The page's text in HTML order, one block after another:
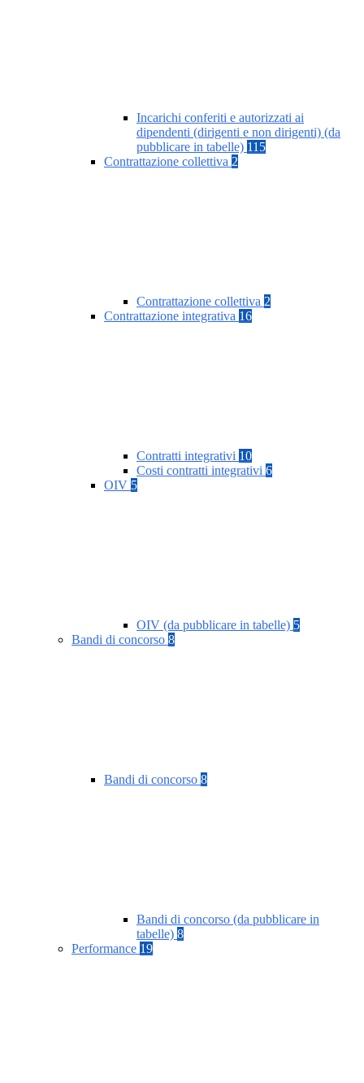
Incarichi conferiti e autorizzati ai
dipendenti (dirigenti e non dirigenti) (da
pubblicare in tabelle) 115
Contrattazione collettiva 2
Contrattazione collettiva 2
Contrattazione integrativa 16
Contratti integrativi 10
Costi contratti integrativi 6
OIV 5
OIV (da pubblicare in tabelle) 5
Bandi di concorso 8
Bandi di concorso 8
Bandi di concorso (da pubblicare in
tabelle) 8
Performance 19